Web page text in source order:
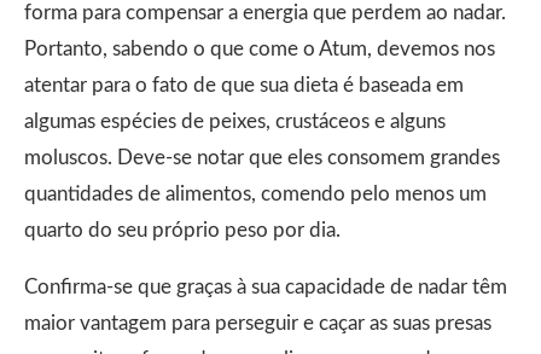
forma para compensar a energia que perdem ao nadar.
Portanto, sabendo o que come o Atum, devemos nos
atentar para o fato de que sua dieta é baseada em
algumas espécies de peixes, crustáceos e alguns
moluscos. Deve-se notar que eles consomem grandes
quantidades de alimentos, comendo pelo menos um
quarto do seu próprio peso por dia.
Confirma-se que graças à sua capacidade de nadar têm
maior vantagem para perseguir e caçar as suas presas